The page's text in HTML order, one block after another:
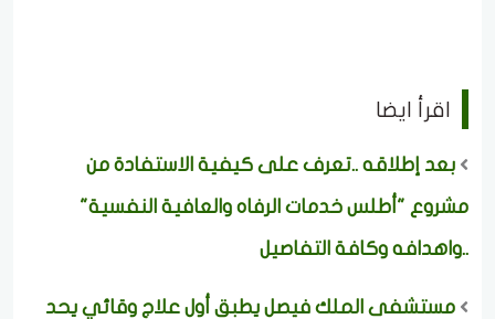
اقرأ ايضا
بعد إطلاقه ..تعرف على كيفية الاستفادة من
مشروع "أطلس خدمات الرفاه والعافية النفسية"
..واهدافه وكافة التفاصيل
مستشفى الملك فيصل يطبق أول علاج وقائي يحد